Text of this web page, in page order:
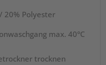
20% Polyester
max. 40°C
trocknen